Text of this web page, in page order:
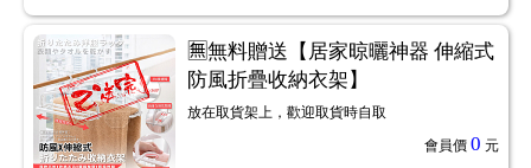
🈚無料贈送【居家晾曬神器 伸縮式
防風折疊收納衣架】
放在取貨架上，歡迎取貨時自取
會員價 0 元